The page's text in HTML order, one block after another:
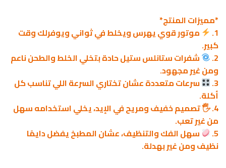
*مميزات المنتج*
1.
موتور قوي يهرس ويخلط في ثواني ويوفرلك وقت
كبير.
2.
شفرات ستانلس ستيل حادة بتخلي الخلط والطحن ناعم
ومن غير مجهود.
3.
سرعات متعددة عشان تختاري السرعة اللي تناسب كل
أكلة.
4. 🖐️ تصميم خفيف ومريح في الإيد، يخلي استخدامه سهل
من غير تعب.
5.
سهل الفك والتنظيف، عشان المطبخ يفضل دايمًا
نظيف ومن غير بهدلة.